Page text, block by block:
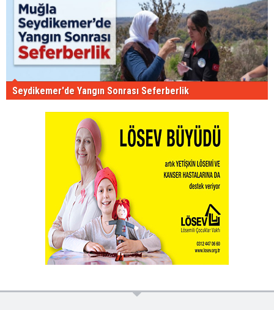
Seydikemer'de Yangın Sonrası Seferberlik